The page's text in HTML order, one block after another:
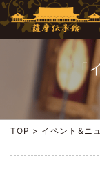
「
TOP > イベント&ニ